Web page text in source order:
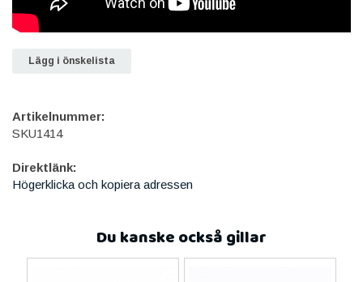
Lägg i önskelista
Artikelnummer:
SKU1414
Direktlänk:
Högerklicka och kopiera adressen
Du kanske också gillar